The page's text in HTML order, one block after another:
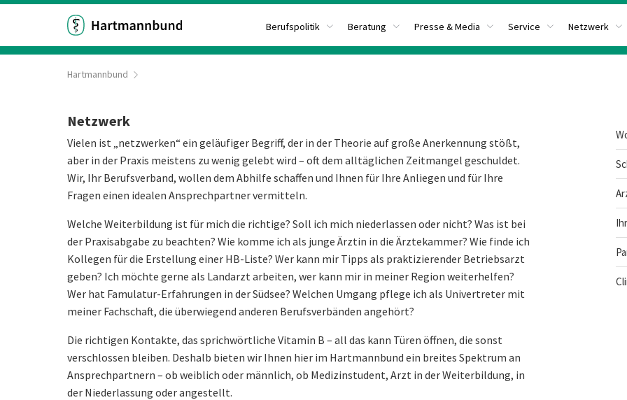
Berufspolitik Beratung Presse & Media Service Netzwerk
Hartmannbund
Netzwerk
Vielen ist „netzwerken“ ein geläufiger Begriff, der in der Theorie auf große Anerkennung stößt,
aber in der Praxis meistens zu wenig gelebt wird – oft dem alltäglichen Zeitmangel geschuldet.
Wir, Ihr Berufsverband, wollen dem Abhilfe schaffen und Ihnen für Ihre Anliegen und für Ihre
Fragen einen idealen Ansprechpartner vermitteln.
Welche Weiterbildung ist für mich die richtige? Soll ich mich niederlassen oder nicht? Was ist bei
der Praxisabgabe zu beachten? Wie komme ich als junge Ärztin in die Ärztekammer? Wie finde ich
Kollegen für die Erstellung einer HB-Liste? Wer kann mir Tipps als praktizierender Betriebsarzt
geben? Ich möchte gerne als Landarzt arbeiten, wer kann mir in meiner Region weiterhelfen?
Wer hat Famulatur-Erfahrungen in der Südsee? Welchen Umgang pflege ich als Univertreter mit
meiner Fachschaft, die überwiegend anderen Berufsverbänden angehört?
Die richtigen Kontakte, das sprichwörtliche Vitamin B – all das kann Türen öffnen, die sonst
verschlossen bleiben. Deshalb bieten wir Ihnen hier im Hartmannbund ein breites Spektrum an
Ansprechpartnern – ob weiblich oder männlich, ob Medizinstudent, Arzt in der Weiterbildung, in
der Niederlassung oder angestellt.